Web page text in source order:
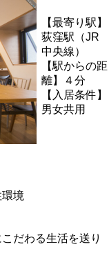
【最寄り駅】
荻窪駅（JR
中央線）
【駅からの距
離】４分
【入居条件】
男女共用
境
だわる生活を送り